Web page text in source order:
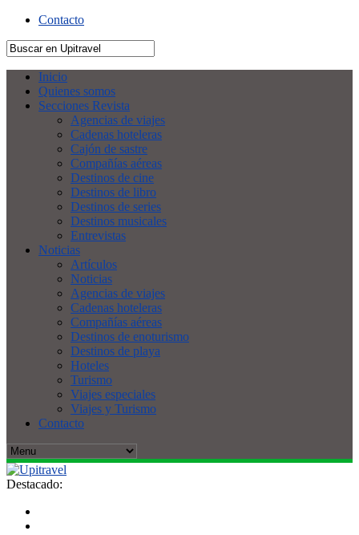
Contacto
Inicio
Quienes somos
Secciones Revista
Agencias de viajes
Cadenas hoteleras
Cajón de sastre
Compañías aéreas
Destinos de cine
Destinos de libro
Destinos de series
Destinos musicales
Entrevistas
Noticias
Artículos
Noticias
Agencias de viajes
Cadenas hoteleras
Compañías aéreas
Destinos de enoturismo
Destinos de playa
Hoteles
Turismo
Viajes especiales
Viajes y Turismo
Contacto
Destacado: